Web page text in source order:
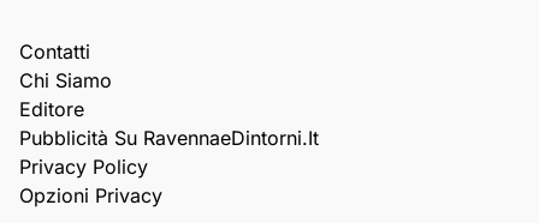
Contatti
Chi Siamo
Editore
Pubblicità Su RavennaeDintorni.it
Privacy Policy
Opzioni Privacy